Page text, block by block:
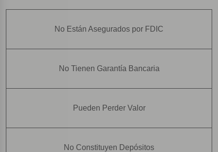
No Están Asegurados por FDIC
No Tienen Garantía Bancaria
Pueden Perder Valor
No Constituyen Depósitos